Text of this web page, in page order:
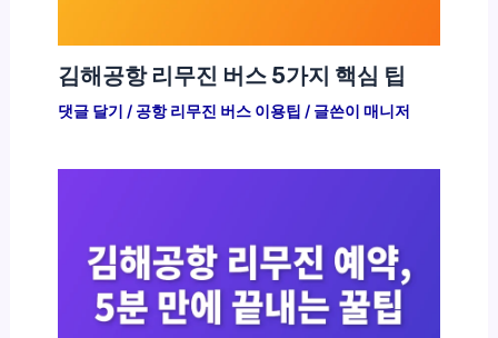
김해공항 리무진 버스 5가지 핵심 팁
댓글 달기 / 공항 리무진 버스 이용팁 / 글쓴이 매니저